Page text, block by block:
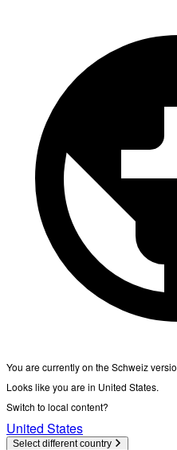
You are currently on the Schweiz
Looks like you are in United States.
Switch to local content?
United States
Select different country